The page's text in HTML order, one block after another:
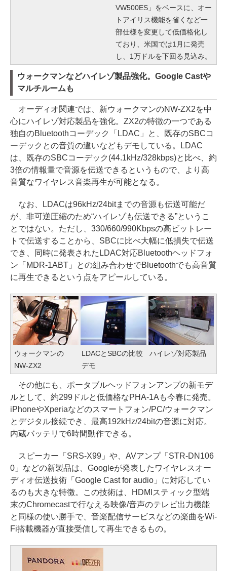
VW500ES」をベースに、オー
トアイリス機能を省くなど一
部仕様を変更して低価格化し
ており、米国では1月に発売
し、1万ドルを下回る見込み。
ウォークマンなどハイレゾ製品強化。Google Castや
マルチルームも
オーディオ関連では、新ウォークマンのNW-ZX2を中
心にハイレゾ対応製品を強化。ZX2の特徴の一つである
独自のBluetoothコーデック「LDAC」と、既存のSBCコ
ーデックとの音質の違いなどもデモしている。LDAC
は、既存のSBCコーデック(44.1kHz/328kbps)と比べ、約
3倍の情報量で音源を伝送できるというもので、より高
音質なワイヤレス音楽再生が可能となる。
なお、LDACは96kHz/24bitまでの音源も伝送可能だ
が、非可逆圧縮のため“ハイレゾも伝送できる”というこ
とではない。ただし、330/660/990Kbpsの高ビットレー
トで伝送することから、SBCに比べ大幅に低損失で伝送
でき、同時に発表されたLDAC対応Bluetoothヘッドフォ
ン「MDR-1ABT」との組み合わせでBluetoothでも高音質
に再生できるという点をアピールしている。
ウォークマンの
NW-ZX2
LDACとSBCの比較
デモ
ハイレゾ対応製品
その他にも、ポータブルヘッドフォンアンプの新モデ
ルとして、約299ドルと低価格なPHA-1Aも今春に発売。
iPhoneやXperiaなどのスマートフォン/PC/ウォークマン
とデジタル接続でき、最高192kHz/24bitの音源に対応。
内蔵バッテリで6時間動作できる。
スピーカー「SRS-X99」や、AVアンプ「STR-DN106
0」などの新製品は、Googleが発表したワイヤレスオー
ディオ伝送技術「Google Cast for audio」に対応してい
るのも大きな特徴。この技術は、HDMIスティック型端
末のChromecastで行なえる映像/音声のテレビ出力機能
と同様の使い勝手で、音楽配信サービスなどの楽曲をWi-
Fi搭載機器が直接受信して再生できるもの。